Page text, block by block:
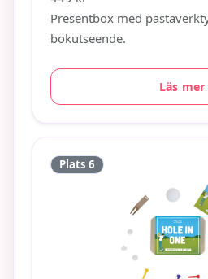
Presentbox med
bokutseende.
Läs mer
Plats 6